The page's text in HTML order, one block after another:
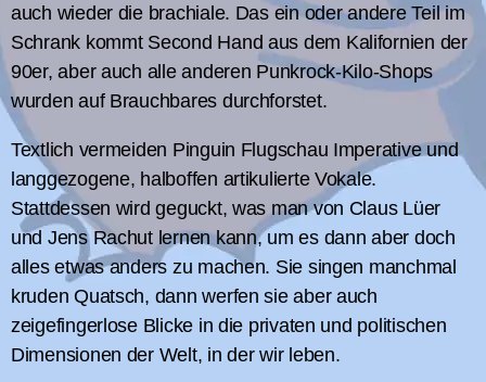
auch wieder die brachiale. Das ein oder andere Teil im
Schrank kommt Second Hand aus dem Kalifornien der
90er, aber auch alle anderen Punkrock-Kilo-Shops
wurden auf Brauchbares durchforstet.
Textlich vermeiden Pinguin Flugschau Imperative und
langgezogene, halboffen artikulierte Vokale.
Stattdessen wird geguckt, was man von Claus Lüer
und Jens Rachut lernen kann, um es dann aber doch
alles etwas anders zu machen. Sie singen manchmal
kruden Quatsch, dann werfen sie aber auch
zeigefingerlose Blicke in die privaten und politischen
Dimensionen der Welt, in der wir leben.